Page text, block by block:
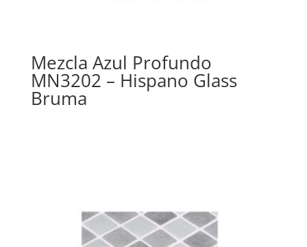
Mezcla Azul Profundo
MN3202 – Hispano Glass
Bruma